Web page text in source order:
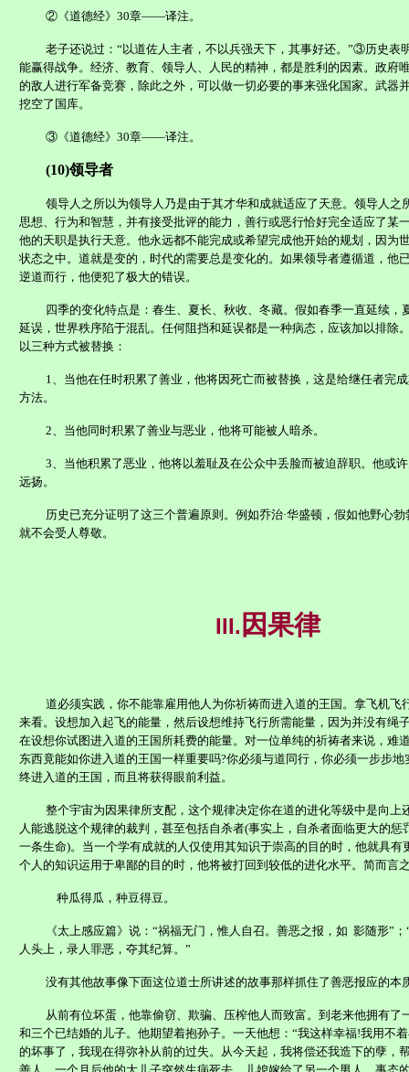
②《道德经》 30章——译注。
老子还说过：“以道佐人主者，不以兵强天下，其事好还。”③历史表
能赢得战争。经济、教育、领导人、人民的精神，都是胜利的因素。政府
的敌人进行军备竞赛，除此之外，可以做一切必要的事来强化国家。武器
挖空了国库。
③ 《道德经》 30章——译注。
(10)领导者
领导人之所以为领导人乃是由于其才华和成就适应了天意。领导人之
思想、行为和智慧，并有接受批评的能力，善行或恶行恰好完全适应了某
他的天职是执行天意。他永远都不能完成或希望完成他开始的规划，因为
状态之中。道就是变的，时代的需要总是变化的。如果领导者遵循道，他
逆道而行，他便犯了极大的错误。
四季的变化特点是：春生、夏长、秋收、冬藏。假如春季一直延续，
延误，世界秩序陷于混乱。任何阻挡和延误都是一种病态，应该加以排除
以三种方式被替换：
1
、当他在任时积累了善业，他将因死亡而被替换，这是给继任者完
方法。
2 、当他同时积累了善业与恶业，他将可能被人暗杀。
3 、当他积累了恶业，他将以羞耻及在公众中丢脸而被迫辞职。他或
远扬。
历史已充分证明了这三个普遍原则。例如乔治·华盛顿，假如他野心
就不会受人尊敬。
III. 因果律
道必须实践，你不能靠雇用他人为你祈祷而进入道的王国。拿飞机飞
来看。设想加入起飞的能量，然后设想维持飞行所需能量，因为并没有绳
在设想你试图进入道的王国所耗费的能量。对一位单纯的祈祷者来说，难
东西竟能如你进入道的王国一样重要吗?你必须与道同行，你必须一步步地
终进入道的王国，而且将获得眼前利益。
整个宇宙为因果律所支配，这个规律决定你在道的进化等级中是向上
人能逃脱这个规律的裁判，甚至包括自杀者(事实上，自杀者面临更大的惩
一条生命)。当一个学有成就的人仅使用其知识于崇高的目的时，他就具有
个人的知识运用于卑鄙的目的时，他将被打回到较低的进化水平。简而言
种瓜得瓜，种豆得豆。
《太上感应篇》说：“祸福无门，惟人自召。善恶之报，如 影随形”
人头上，录人罪恶，夺其纪算。”
没有其他故事像下面这位道士所讲述的故事那样抓住了善恶报应的本
从前有位坏蛋，他靠偷窃、欺骗、压榨他人而致富。到老来他拥有了
和三个已结婚的儿子。他期望着抱孙子。一天他想：“我这样幸福!我用不
的坏事了，我现在得弥补从前的过失。从今天起，我将偿还我造下的孽，